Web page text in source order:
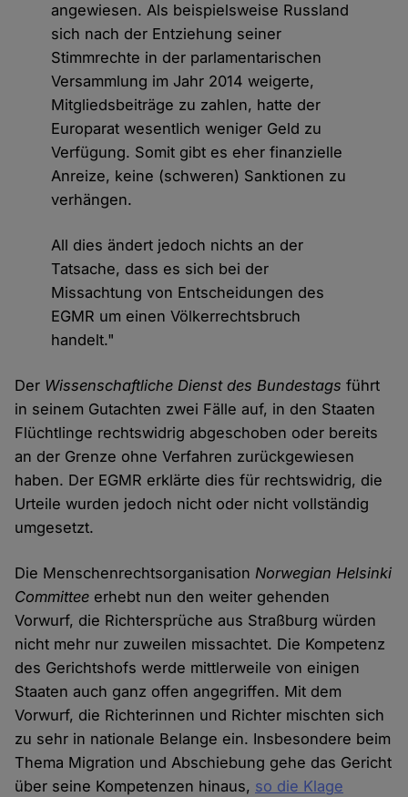
angewiesen. Als beispielsweise Russland
sich nach der Entziehung seiner
Stimmrechte in der parlamentarischen
Versammlung im Jahr 2014 weigerte,
Mitgliedsbeiträge zu zahlen, hatte der
Europarat wesentlich weniger Geld zu
Verfügung. Somit gibt es eher finanzielle
Anreize, keine (schweren) Sanktionen zu
verhängen.
All dies ändert jedoch nichts an der
Tatsache, dass es sich bei der
Missachtung von Entscheidungen des
EGMR um einen Völkerrechtsbruch
handelt."
Der Wissenschaftliche Dienst des Bundestags führt
in seinem Gutachten zwei Fälle auf, in den Staaten
Flüchtlinge rechtswidrig abgeschoben oder bereits
an der Grenze ohne Verfahren zurückgewiesen
haben. Der EGMR erklärte dies für rechtswidrig, die
Urteile wurden jedoch nicht oder nicht vollständig
umgesetzt.
Die MenschenrechtsorganisationNorwegian Helsinki
Committee erhebt nun den weiter gehenden
Vorwurf, die Richtersprüche aus Straßburg würden
nicht mehr nur zuweilen missachtet. Die Kompetenz
des Gerichtshofs werde mittlerweile von einigen
Staaten auch ganz offen angegriffen. Mit dem
Vorwurf, die Richterinnen und Richter mischten sich
zu sehr in nationale Belange ein. Insbesondere beim
Thema Migration und Abschiebung gehe das Gericht
über seine Kompetenzen hinaus, so die Klage